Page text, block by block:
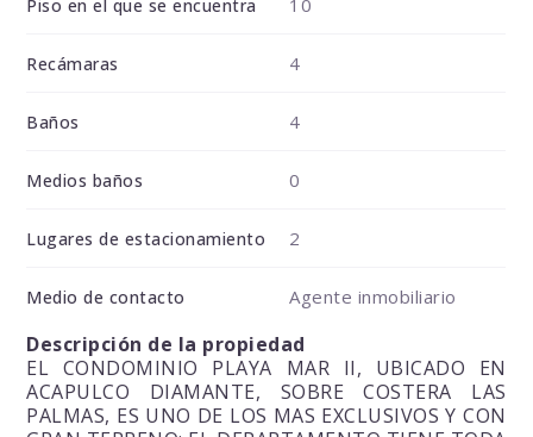
Piso en el que se encuentra
Recámaras 4
Baños 4
Medios baños 0
Lugares de estacionamiento 2
Medio de contacto Agente inmobiliario
Descripción de la propiedad
EL CONDOMINIO PLAYA MAR II, UBICADO EN
ACAPULCO DIAMANTE, SOBRE COSTERA LAS
PALMAS, ES UNO DE LOS MAS EXCLUSIVOS Y CON